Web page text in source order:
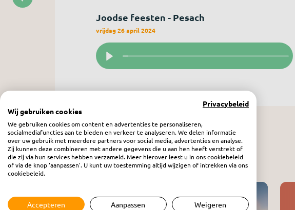
Joodse feesten - Pesach
vrijdag 26 april 2024
Meer programma’s
Privacybeleid
Wij gebruiken cookies
We gebruiken cookies om content en advertenties te personaliseren,
socialmediafuncties aan te bieden en verkeer te analyseren. We delen informatie
over uw gebruik met meerdere partners voor social media, advertenties en analyse.
Zij kunnen deze combineren met andere gegevens die u aan hen heeft verstrekt of
die zij via hun services hebben verzameld. Meer hierover leest u in ons cookiebeleid
of via de knop 'aanpassen'. U kunt uw toestemming altijd wijzigen of intrekken via ons
cookiebeleid.
Accepteren Aanpassen Weigeren